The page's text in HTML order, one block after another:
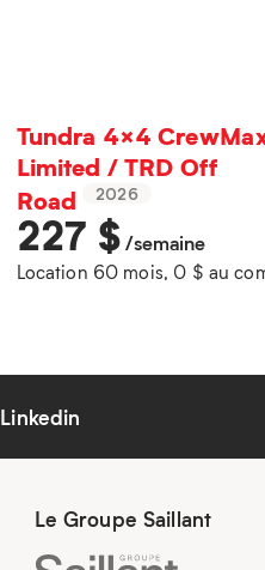
Tundra 4×4
Limited / TRD Off
Road
2026
227 $ /semaine
Location 60 mois, 0 $ au
Linkedin
Le Groupe Saillant